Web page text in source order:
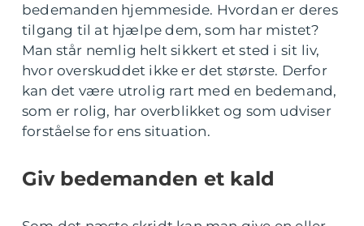
bedemanden hjemmeside. Hvordan er deres
tilgang til at hjælpe dem, som har mistet?
Man står nemlig helt sikkert et sted i sit liv,
hvor overskuddet ikke er det største. Derfor
kan det være utrolig rart med en bedemand,
som er rolig, har overblikket og som udviser
forståelse for ens situation.
Giv bedemanden et kald